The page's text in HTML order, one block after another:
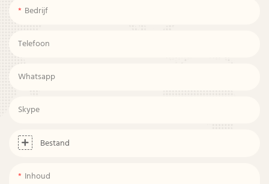
Bedrijf
Telefoon
Whatsapp
Skype
Bestand
Inhoud